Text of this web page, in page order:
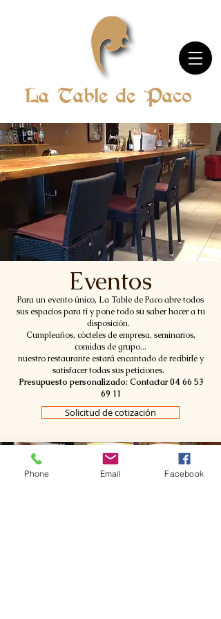
La Table de Paco
Eventos
Para un evento único, La Table de Paco abre todos
sus espacios para ti y pone todo su saber hacer a tu
disposición.
Cumpleaños, cócteles de empresa, seminarios,
comidas de grupo...
nuestro restaurante estará encantado de recibirle y
satisfacer todas sus peticiones.
Presupuesto personalizado: Contactar 04 66 53
69 11
Solicitud de cotización
Phone Email Facebook